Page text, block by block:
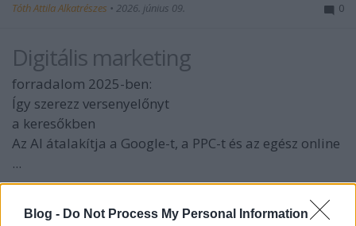
Blog - Do Not Process My Personal Information
Tóth Attila Alkatrészes • 2026. június 09. 0
Digitális marketing
forradalom 2025-ben:
Így szerezz versenyelőnyt
a keresőkben
Az AI átalakítja a Google-t, a PPC-t és az egész online
...